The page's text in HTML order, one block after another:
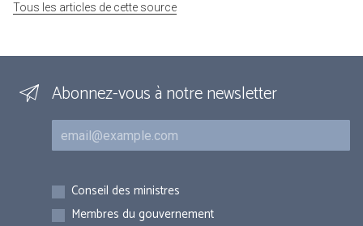
Tous les articles de cette source
Abonnez-vous à notre newsletter
Courriel
Inscriptions
Conseil des ministres
Membres du gouvernement